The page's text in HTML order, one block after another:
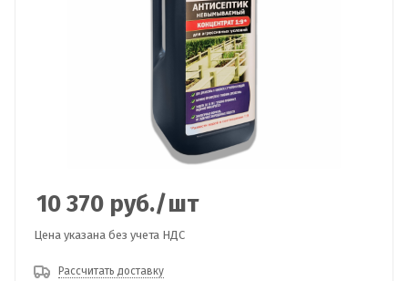
10 370 руб./шт
Цена указана без учета НДС
Рассчитать доставку